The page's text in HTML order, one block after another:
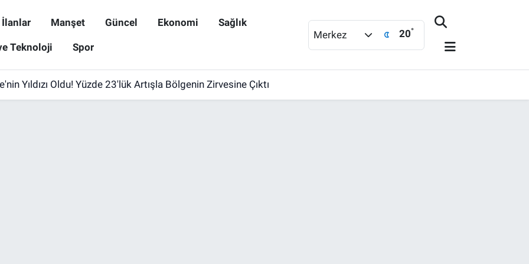
İlanlar Manşet Güncel Ekonomi Sağlık
Teknoloji Spor
Merkez 20°
Yıldızı Oldu! Yüzde 23'lük Artışla Bölgenin Zirvesine Çıktı